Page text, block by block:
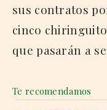
sus contratos
cinco
que pasarán a